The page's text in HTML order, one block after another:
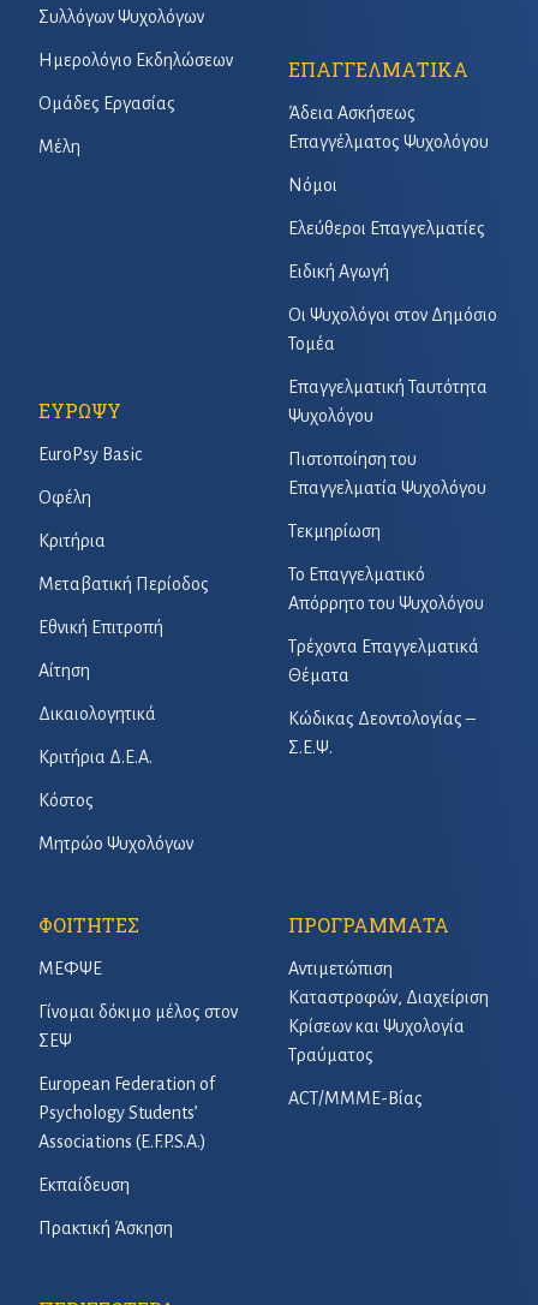
Συλλόγων Ψυχολόγων
Ημερολόγιο Εκδηλώσεων
Ομάδες Εργασίας
Μέλη
ΕΠΑΓΓΕΛΜΑΤΙΚΑ
Άδεια Ασκήσεως
Επαγγέλματος Ψυχολόγου
Νόμοι
Ελεύθεροι Επαγγελματίες
Ειδική Αγωγή
Οι Ψυχολόγοι στον Δημόσιο
Τομέα
Επαγγελματική Ταυτότητα
Ψυχολόγου
Πιστοποίηση του
Επαγγελματία Ψυχολόγου
Τεκμηρίωση
Το Επαγγελματικό
Απόρρητο του Ψυχολόγου
Τρέχοντα Επαγγελματικά
Θέματα
Κώδικας Δεοντολογίας –
Σ.Ε.Ψ.
ΕΥΡΩΨΥ
EuroPsy Basic
Οφέλη
Κριτήρια
Μεταβατική Περίοδος
Εθνική Επιτροπή
Αίτηση
Δικαιολογητικά
Κριτήρια Δ.Ε.Α.
Κόστος
Μητρώο Ψυχολόγων
ΦΟΙΤΗΤΕΣ
ΜΕΦΨΕ
Γίνομαι δόκιμο μέλος στον
ΣΕΨ
European Federation of
Psychology Students’
Associations (E.F.P.S.A.)
Εκπαίδευση
Πρακτική Άσκηση
ΠΡΟΓΡΑΜΜΑΤΑ
Αντιμετώπιση
Καταστροφών, Διαχείριση
Κρίσεων και Ψυχολογία
Τραύματος
ACT/ΜΜΜΕ-Βίας